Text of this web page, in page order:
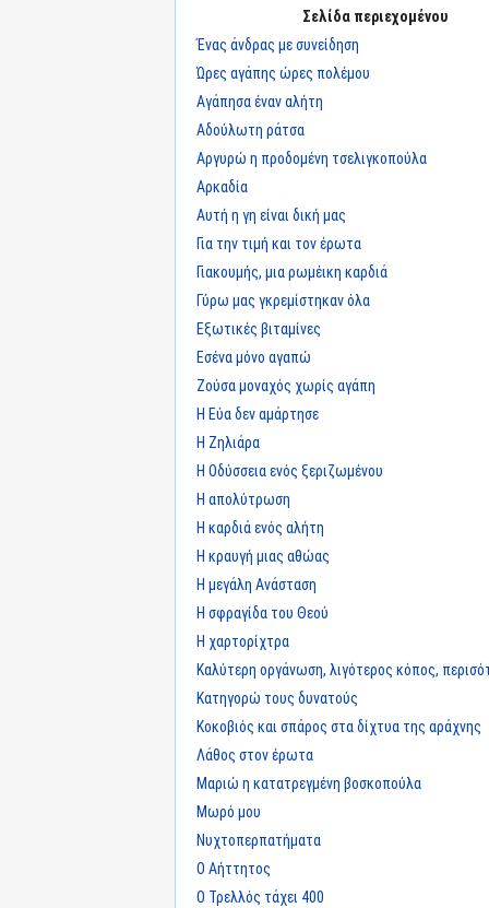
Σελίδα περιεχομένου
Ένας άνδρας με συνείδηση
Ώρες αγάπης ώρες πολέμου
Αγάπησα έναν αλήτη
Αδούλωτη ράτσα
Αργυρώ η προδομένη τσελιγκοπούλα
Αρκαδία
Αυτή η γη είναι δική μας
Για την τιμή και τον έρωτα
Γιακουμής, μια ρωμέικη καρδιά
Γύρω μας γκρεμίστηκαν όλα
Εξωτικές βιταμίνες
Εσένα μόνο αγαπώ
Ζούσα μοναχός χωρίς αγάπη
Η Εύα δεν αμάρτησε
Η Ζηλιάρα
Η Οδύσσεια ενός ξεριζωμένου
Η απολύτρωση
Η καρδιά ενός αλήτη
Η κραυγή μιας αθώας
Η μεγάλη Ανάσταση
Η σφραγίδα του Θεού
Η χαρτορίχτρα
Καλύτερη οργάνωση, λιγότερος κόπος,
Κατηγορώ τους δυνατούς
Κοκοβιός και σπάρος στα δίχτυα της αράχνης
Λάθος στον έρωτα
Μαριώ η κατατρεγμένη βοσκοπούλα
Μωρό μου
Νυχτοπερπατήματα
Ο Αήττητος
Ο Τρελλός τάχει 400